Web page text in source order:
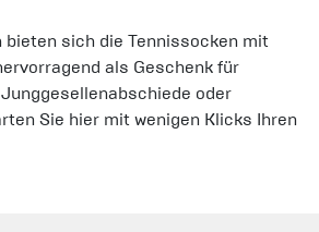
sich die Tennissocken mit
als Geschenk für
oder
Sie hier mit wenigen Klicks Ihren